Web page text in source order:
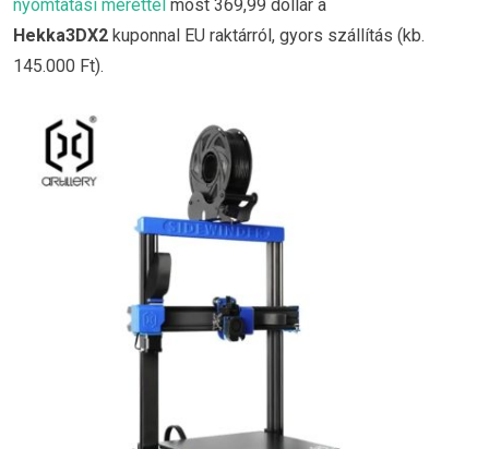
nyomtatási mérettel most 369,99 dollár a
Hekka3DX2 kuponnal EU raktárról, gyors szállítás (kb.
145.000 Ft).